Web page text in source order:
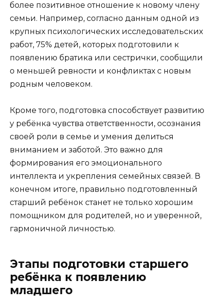
более позитивное отношение к новому члену
семьи. Например, согласно данным одной из
крупных психологических исследовательских
работ, 75% детей, которых подготовили к
появлению братика или сестрички, сообщили
о меньшей ревности и конфликтах с новым
родным человеком.
Кроме того, подготовка способствует развитию
у ребёнка чувства ответственности, осознания
своей роли в семье и умения делиться
вниманием и заботой. Это важно для
формирования его эмоционального
интеллекта и укрепления семейных связей. В
конечном итоге, правильно подготовленный
старший ребёнок станет не только хорошим
помощником для родителей, но и уверенной,
гармоничной личностью.
Этапы подготовки старшего
ребёнка к появлению
младшего